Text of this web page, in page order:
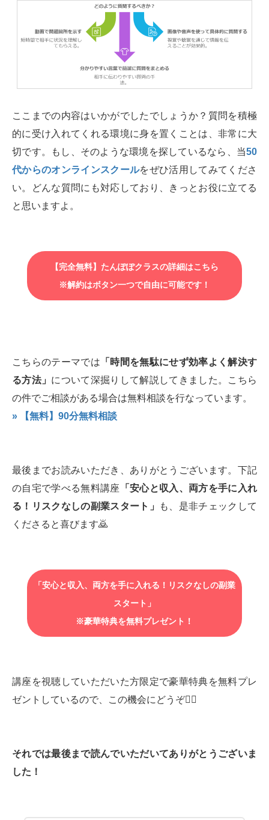
ここまでの内容はいかがでしたでしょうか？質問を積極
的に受け入れてくれる環境に身を置くことは、非常に大
切です。もし、そのような環境を探しているなら、当50
代からのオンラインスクールをぜひ活用してみてくださ
い。どんな質問にも対応しており、きっとお役に立てる
と思いますよ。
【完全無料】たんぽぽクラスの詳細はこちら
※解約はボタン一つで自由に可能です！
こちらのテーマでは 「時間を無駄にせず効率よく解決す
る方法」 について深掘りして解説してきました。こちら
の件でご相談がある場合は無料相談を行なっています。
» 【無料】90分無料相談
最後までお読みいただき、ありがとうございます。下記
の自宅で学べる無料講座 「安心と収入、両方を手に入れ
る！リスクなしの副業スタート」
も、是非チェックして
くださると喜びます🙇‍
「安心と収入、両方を手に入れる！リスクなしの副業
スタート」
※豪華特典を無料プレゼント！
講座を視聴していただいた方限定で豪華特典を無料プレ
ゼントしているので、この機会にどうぞ💁‍♂️
それでは最後まで読んでいただいてありがとうございま
した！